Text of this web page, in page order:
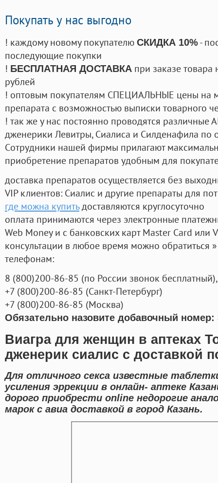
Покупать у нас выгодно
! каждому новому покупателю СКИДКА 10%-
последующие покупки
! БЕСПЛАТНАЯ ДОСТАВКА при заказе
рублей
! оптовым покупателям СПЕЦИАЛЬНЫЕ цены на
препарата с возможностью выписки товарного
! так же у нас постоянно проводятся
дженерики Левитры, Сиалиса и Силденафила по
Cотрудники нашей фирмы прилагают
приобретение препаратов удобным для
доставка препаратов осуществляется без
VIP клиентов: Сиалис и другие препараты для
где можна купитьдоставляются круглосуточно
оплата принимаются через электронные
Web Money и с банковских карт Master Card или
консультации в любое время можно обратиться
телефонам:
8 (800)200-86-85 (по России звонок бесплатный),
+7 (800)200-86-85 (Санкт-Петербург)
+7 (800)200-86-85 (Москва)
Обязательно назовите добавочный номер:
Виагра для женщин в аптеках
дженерик сиалис с доставкой
Для отличного секса известные
усиления эррекции в онлайн- аптеке
дорого приобрести online недорогие
марок с авиа доставкой в город Казань.